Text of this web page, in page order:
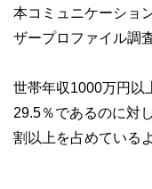
本コミュニケーショ
ザープロファイル調
世帯年収1000万円以
29.5％であるのに対
割以上を占めている